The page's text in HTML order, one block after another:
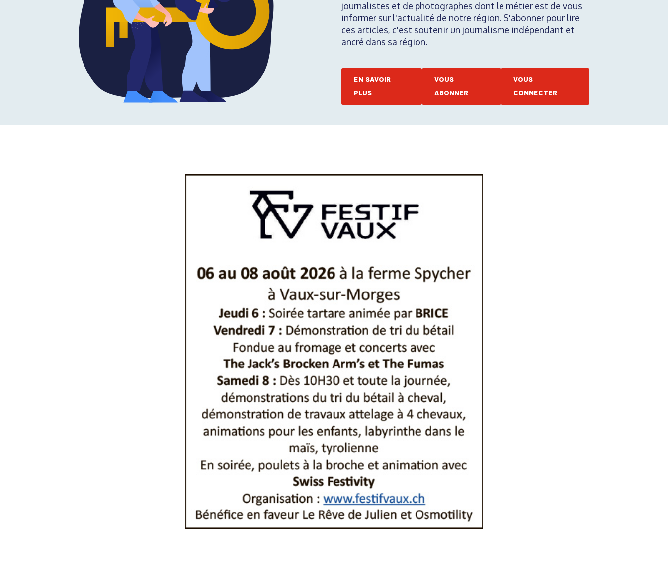
journalistes et de photographes dont le métier est de vous
informer sur l'actualité de notre région. S'abonner pour lire
ces articles, c'est soutenir un journalisme indépendant et
ancré dans sa région.
EN SAVOIR
PLUS
VOUS
ABONNER
VOUS
CONNECTER